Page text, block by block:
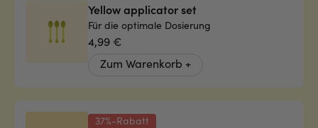
Yellow applicator set
Für die optimale Dosierung
4,99 €
Zum Warenkorb +
37%-Rabatt